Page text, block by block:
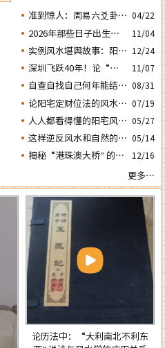
准到惊人：周易六爻卦占
运经典案例分享
04/22
2026年那些日子出生的
人会大不利之二：‘壬
子’ 日元
11/04
实例风水堪舆故事：阳宅
凶灶惹出来的凶祸与化解
方法
12/24
深圳飞跃40年！论“大
鹏戏龟”和“儒子牛”的风
水格局……
11/07
自查自找自己何年能结婚
生子？四柱“红鸾、天
喜” 二星临年运是否就一
定能结婚生子？
08/31
论阳宅定财位法的风水依
据及怎样正确运用财位催
财
07/19
人人都看得懂的阳宅风水
通用口诀
05/27
这样逆反风水和自然的室
内布局房子，千万不能
买！
05/14
揭秘“港珠澳大桥” 的建
12/16
更多…
论历法中：“大利南北不利东